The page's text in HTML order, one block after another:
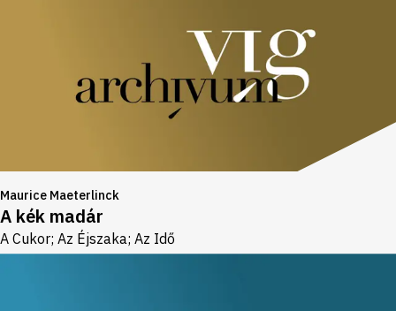
Maurice Maeterlinck
A kék madár
A Cukor; Az Éjszaka; Az Idő